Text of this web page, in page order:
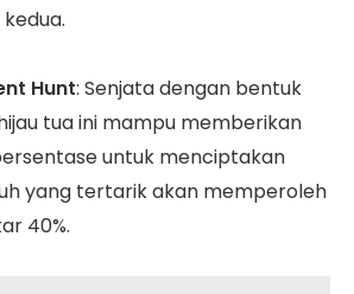
Hunt: Senjata dengan bentuk
tua ini mampu memberikan
untuk menciptakan
yang tertarik akan memperoleh
40%.